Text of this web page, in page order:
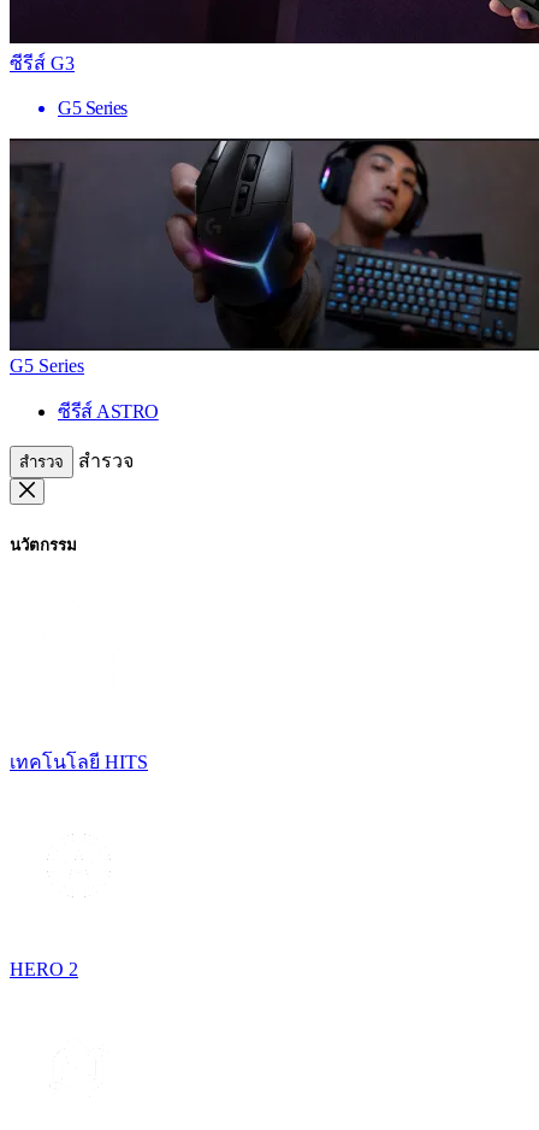
ซีรีส์ G3
G5 Series
G5 Series
ซีรีส์ ASTRO
สำรวจ สำรวจ
นวัตกรรม
เทคโนโลยี HITS
HERO 2